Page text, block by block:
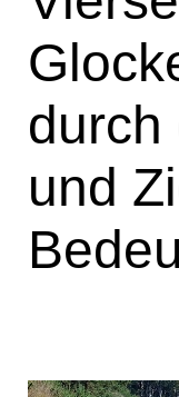
durch
und